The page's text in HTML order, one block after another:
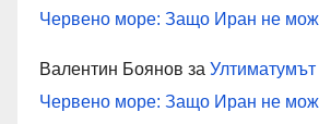
Червено море: Защо Иран не
Валентин Боянов за
Червено море: Защо Иран не